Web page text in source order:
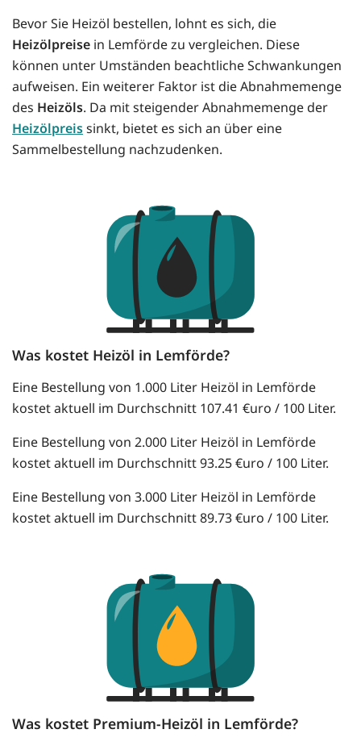
Bevor Sie Heizöl bestellen, lohnt es sich, die
Heizölpreise in Lemförde zu vergleichen. Diese
können unter Umständen beachtliche Schwankungen
aufweisen. Ein weiterer Faktor ist die Abnahmemenge
des Heizöls. Da mit steigender Abnahmemenge der
Heizölpreissinkt, bietet es sich an über eine
Sammelbestellung nachzudenken.
Was kostet Heizöl in Lemförde?
Eine Bestellung von 1.000 Liter Heizöl in Lemförde
kostet aktuell im Durchschnitt 107.41 €uro / 100 Liter.
Eine Bestellung von 2.000 Liter Heizöl in Lemförde
kostet aktuell im Durchschnitt 93.25 €uro / 100 Liter.
Eine Bestellung von 3.000 Liter Heizöl in Lemförde
kostet aktuell im Durchschnitt 89.73 €uro / 100 Liter.
Was kostet Premium-Heizöl in Lemförde?